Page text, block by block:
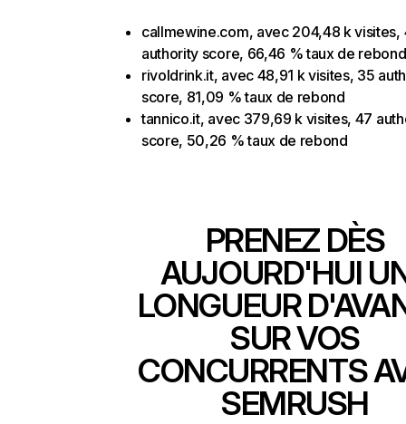
callmewine.com, avec 204,48 k visites,
authority score, 66,46 % taux de rebond
rivoldrink.it, avec 48,91 k visites, 35
score, 81,09 % taux de rebond
tannico.it, avec 379,69 k visites, 47
score, 50,26 % taux de rebond
PRENEZ DÈS
AUJOURD'HUI
LONGUEUR
SUR VOS
CONCURRENTS
SEMRUSH